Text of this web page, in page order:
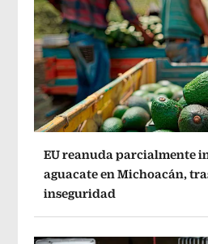
EU reanuda parcialmente
aguacate en Michoacán,
inseguridad